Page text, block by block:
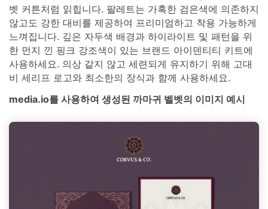
벳 커튼처럼 읽힙니다. 팔레트는 가혹한 검은색에 의존하지
않고도 강한 대비를 제공하여 프리미엄하고 착용 가능하게
느껴집니다. 깊은 자두색 배경과 하이라이트 및 패턴을 위
한 먼지 낀 핑크 강조색이 있는 브랜드 아이덴티티 키트에
사용하세요. 의상 같지 않고 세련되게 유지하기 위해 고대
비 세리프 로고와 최소한의 장식과 함께 사용하세요.
media.io를 사용하여 생성된 까마귀 벨벳의 이미지 예시